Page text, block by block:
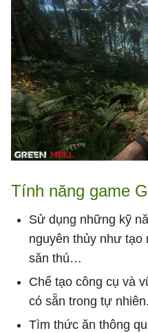
Tính năng game
Sử dụng những kỹ
nguyên thủy như tạo
săn thú…
Chế tạo công cụ và
có sẵn trong tự nhiên.
Tìm thức ăn thông